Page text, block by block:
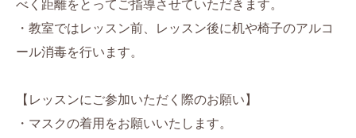
べく距離をとってご指導させていただきます。
・教室ではレッスン前、レッスン後に机や椅子のアルコ
ール消毒を行います。
【レッスンにご参加いただく際のお願い】
・マスクの着用をお願いいたします。